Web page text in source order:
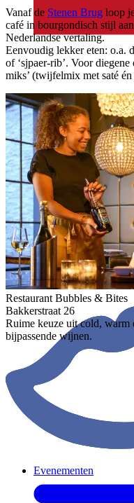
Evenementen
Vanaf de Stenen Brug loop
café in bourgondisch stijl
Nederlandse vertaling.
Eenvoudig lekker eten: o.a.
of ‘sjpaer-rib’. Voor
miks’ (twijfelmix met saté én
Restaurant Bubbles & Bites
Bakkerstraat 26
Ruime keuze uit cold, warm
bijpassende wijnen.